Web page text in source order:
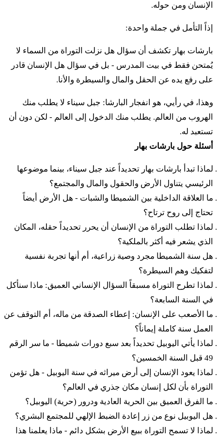
יז
וְלֹא תוֹנוּ אִישׁ אֶת עֲמִיתוֹ וְיָרֵאתָ מֵאֱלֹהֶיךָ כִּי
אֲנִי יְדֹוָד אֱלֹהֵיכֶם׃
וַעֲשִׂיתֶם אֶת חֻקֹּתַי וְאֶת מִשְׁפָּטַי תִּשְׁמְרוּ
וַעֲשִׂיתֶם אֹתָם וִישַׁבְתֶּם עַל הָאָרֶץ לָבֶטַח׃
יט
וְנָתְנָה הָאָרֶץ פִּרְיָהּ וַאֲכַלְתֶּם לָשֹׂבַע וִישַׁבְתֶּם
לָבֶטַח עָלֶיהָ׃
כ
וְכִי תֹאמְרוּ מַה נֹּאכַל בַּשָּׁנָה הַשְּׁבִיעִת הֵן לֹא
נִזְרָע וְלֹא נֶאֱסֹף אֶת תְּבוּאָתֵנוּ׃
כא
וְצִוִּיתִי אֶת בִּרְכָתִי לָכֶם בַּשָּׁנָה הַשִּׁשִּׁית וְעָשָׂת
אֶת הַתְּבוּאָה לִשְׁלֹשׁ הַשָּׁנִים׃
וּזְרַעְתֶּם אֵת הַשָּׁנָה הַשְּׁמִינִת וַאֲכַלְתֶּם מִן
הַתְּבוּאָה יָשָׁן עַד הַשָּׁנָה הַתְּשִׁיעִת עַד בּוֹא
תְּבוּאָתָהּ תֹּאכְלוּ יָשָׁן׃
וְהָאָרֶץ לֹא תִמָּכֵר לִצְמִתֻת כִּי לִי הָאָרֶץ כִּי
גֵרִים וְתוֹשָׁבִים אַתֶּם עִמָּדִי׃
כד וּבְכֹל אֶרֶץ אֲחֻזַּתְכֶם גְּאֻלָּה תִּתְּנוּ לָאָרֶץ׃
الإنسان ومن حوله.
إذاً التأمل في جملة واحدة:
بارشات بهار تكشف أن سؤال هل نزلت التوراة من السماء لا
يُمتحن فقط في بيت المدرس - بل في سؤال هل الإنسان قادر
على رفع يده عن الحقل والمال والسيطرة والأنا.
وهذا، في رأيي، هو انفجار البارشا: جبل سيناء لا يطلب منك
الهروب من العالم. يطلب منك الدخول إلى العالم - لكن دون أن
تستعبد له.
أسئلة حول بارشات بهار
لماذا تبدأ بارشات بهار تحديداً عند جبل سيناء، بينما موضوعها
الرئيسي يتناول الأرض والحقول والمال والمجتمع؟
ما العلاقة الداخلية بين الشميطا والشبات - هل الأرض أيضاً
تحتاج إلى روح ترتاح؟
لماذا تطلب التوراة من الإنسان أن يحرر تحديداً حقله، المكان
الذي يشعر فيه أكثر بالملكية؟
هل سنة الشميطا مجرد وصية زراعية، أم أنها تجربة نفسية
لتفكيك وهم السيطرة؟
لماذا تطرح التوراة مسبقاً السؤال الإنساني العميق: ماذا سنأكل
في السنة السابعة؟
ما الأصعب على الإنسان: إعطاء الصدقة من ماله، أم التوقف عن
العمل سنة كاملة إيماناً؟
لماذا يأتي اليوبيل تحديداً بعد سبع دورات شميطا - ما سر الرقم
49 قبل السنة الخمسين؟
لماذا يعود الإنسان إلى أرض ميراثه في سنة اليوبيل - هل تؤمن
التوراة بأن لكل إنسان مكان جذري في العالم؟
ما الفرق العميق بين الحرية العادية ودرور (حرية) اليوبيل؟
هل اليوبيل نوع من زر إعادة الضبط الإلهي للمجتمع البشري؟
لماذا لا تسمح التوراة ببيع الأرض بشكل دائم - ماذا يعلمنا هذا